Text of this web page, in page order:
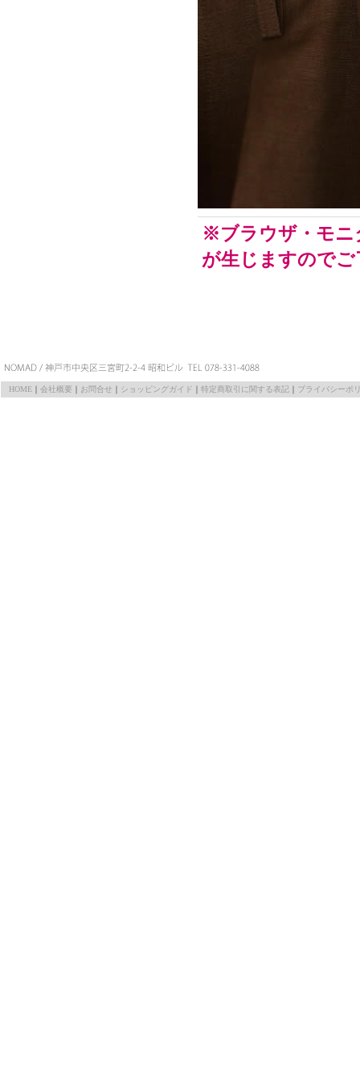
※ブラウザ・モニ
が生じますので
HOME ｜ 会社概要 ｜ お問合せ ｜ ショッピングガイド ｜ 特定商取引に関する表記 ｜ プライバシーポ